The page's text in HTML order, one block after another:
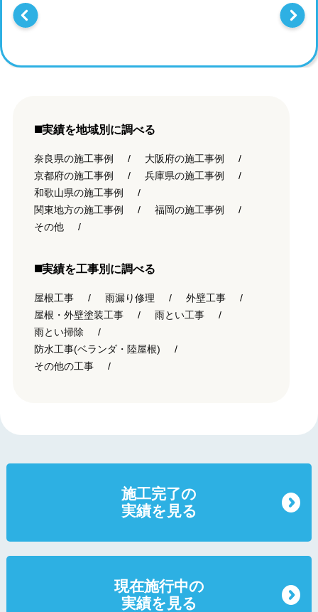
◼️実績を地域別に調べる
奈良県の施工事例
大阪府の施工事例
京都府の施工事例
兵庫県の施工事例
和歌山県の施工事例
関東地方の施工事例
福岡の施工事例
その他
◼️実績を工事別に調べる
屋根工事 雨漏り修理
外壁工事
屋根・外壁塗装工事
雨とい工事
雨とい掃除
防水工事(ベランダ・陸屋根)
その他の工事
施工完了の
実績を見る
現在施行中の
実績を見る